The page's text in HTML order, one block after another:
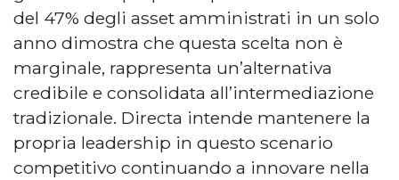
del 47% degli asset amministrati in un solo
anno dimostra che questa scelta non è
marginale, rappresenta un’alternativa
credibile e consolidata all’intermediazione
tradizionale. Directa intende mantenere la
propria leadership in questo scenario
competitivo continuando a innovare nella